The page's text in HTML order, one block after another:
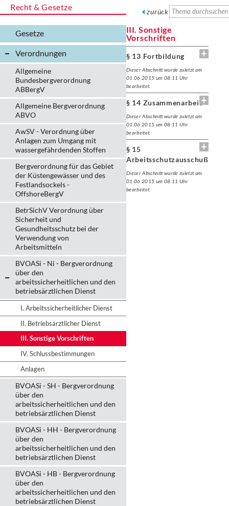
Recht & Gesetze
Gesetze
Verordnungen
Allgemeine
Bundesbergverordnung
ABBergV
Allgemeine Bergverordnung
ABVO
AwSV - Verordnung über
Anlagen zum Umgang mit
wassergefährdenden Stoffen
Bergverordnung für das Gebiet
der Küstengewässer und des
Festlandsockels -
OffshoreBergV
BetrSichV Verordnung über
Sicherheit und
Gesundheitsschutz bei der
Verwendung von
Arbeitsmitteln
BVOASi - Ni - Bergverordnung
über den
arbeitssicherheitlichen und den
betriebsärztlichen Dienst
I. Arbeitssicherheitlicher Dienst
II. Betriebsärztlicher Dienst
III. Sonstige Vorschriften
IV. Schlussbestimmungen
Anlagen
BVOASi - SH - Bergverordnung
über den
arbeitssicherheitlichen und den
betriebsärztlichen Dienst
BVOASi - HH - Bergverordnung
über den
arbeitssicherheitlichen und den
betriebsärztlichen Dienst
BVOASi - HB - Bergverordnung
über den
arbeitssicherheitlichen und den
betriebsärztlichen Dienst
zurück
III. Sonstige
Vorschriften
§ 13 Fortbildung
Dieser Abschnitt wurde zuletzt am
01.06.2015 um 08:11 Uhr
bearbeitet.
§ 14 Zusammenarbeit
Dieser Abschnitt wurde zuletzt am
01.06.2015 um 08:11 Uhr
bearbeitet.
§ 15
Arbeitsschutzausschuß
Dieser Abschnitt wurde zuletzt am
01.06.2015 um 08:11 Uhr
bearbeitet.